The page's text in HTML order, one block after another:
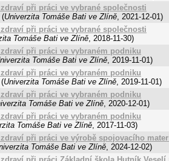
při práci ve vybrané společnosti
(Univerzita Tomáše Bati ve Zlíně, 2021-12-01)
při práci ve vybrané společnosti
Tomáše Bati ve Zlíně, 2018-11-30)
při práci ve vybraném podniku
Tomáše Bati ve Zlíně, 2019-11-01)
při práci ve vybraném podniku
(Univerzita Tomáše Bati ve Zlíně, 2019-11-01)
při práci ve vybraném podniku
Tomáše Bati ve Zlíně, 2020-12-01)
při práci ve vybraném podniku
Tomáše Bati ve Zlíně, 2017-11-03)
zdraví při práci ve výrobě spojovacího
Tomáše Bati ve Zlíně, 2024-12-02)